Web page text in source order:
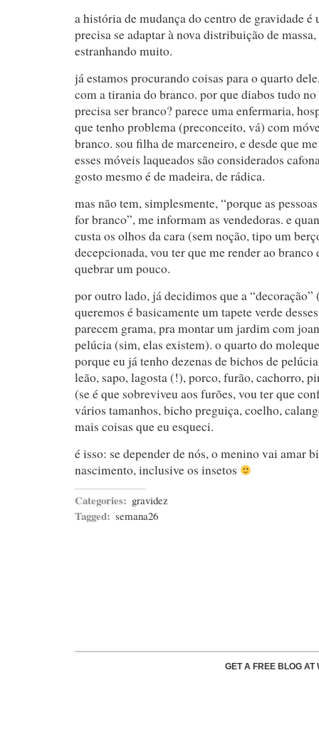
a história de mudança do centro de gravidade
precisa se adaptar à nova distribuição de
estranhando muito.
já estamos procurando coisas para o quarto
com a tirania do branco. por que diabos tudo
precisa ser branco? parece uma enfermaria,
que tenho problema (preconceito, vá) com
branco. sou filha de marceneiro, e desde que
esses móveis laqueados são considerados
gosto mesmo é de madeira, de rádica.
mas não tem, simplesmente, “porque as
for branco”, me informam as vendedoras. e
custa os olhos da cara (sem noção, tipo um
decepcionada, vou ter que me render ao
quebrar um pouco.
por outro lado, já decidimos que a
queremos é basicamente um tapete verde
parecem grama, pra montar um jardim com
pelúcia (sim, elas existem). o quarto do
porque eu já tenho dezenas de bichos de
leão, sapo, lagosta (!), porco, furão, cachorro,
(se é que sobreviveu aos furões, vou ter que
vários tamanhos, bicho preguiça, coelho,
mais coisas que eu esqueci.
é isso: se depender de nós, o menino vai amar
nascimento, inclusive os insetos
Categories: gravidez
Tagged: semana26
GET A FREE BLOG AT